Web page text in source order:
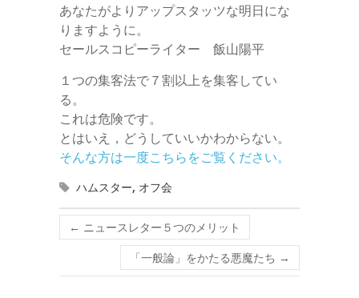
あなたがよりアップスタッツな明日にな
りますように。
セールスコピーライター 飯山陽平
１つの集客法で７割以上を集客してい
る。
これは危険です。
とはいえ，どうしていいかわからない。
そんな方は一度こちらをご覧ください。
ハムスター, オフ会
← ニュースレター５つのメリット
「一般論」をかたる悪魔たち →